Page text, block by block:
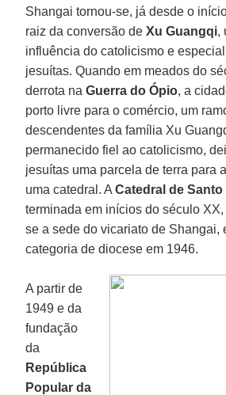
Shangai tornou-se, já desde o
raiz da conversão deXu Guangqi,
influência do catolicismo e
jesuítas. Quando em meados do
derrota naGuerra do Ópio, a
porto livre para o comércio, um
descendentes da família Xu
permanecido fiel ao catolicismo,
jesuítas uma parcela de terra para
uma catedral. ACatedral de Santo
terminada em inícios do século
se a sede do vicariato de Shangai,
categoria de diocese em 1946.
A partir de
1949 e da
fundação
da
República
Popular da